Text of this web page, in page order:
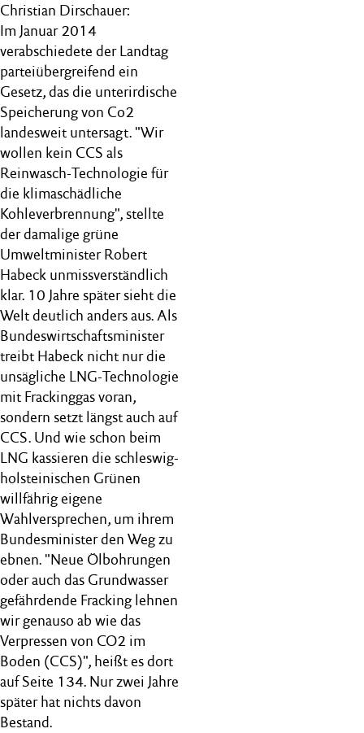
Christian Dirschauer:
Im Januar 2014
verabschiedete der Landtag
parteiübergreifend ein
Gesetz, das die unterirdische
Speicherung von Co2
landesweit untersagt. "Wir
wollen kein CCS als
Reinwasch-Technologie für
die klimaschädliche
Kohleverbrennung", stellte
der damalige grüne
Umweltminister Robert
Habeck unmissverständlich
klar. 10 Jahre später sieht die
Welt deutlich anders aus. Als
Bundeswirtschaftsminister
treibt Habeck nicht nur die
unsägliche LNG-Technologie
mit Frackinggas voran,
sondern setzt längst auch auf
CCS. Und wie schon beim
LNG kassieren die schleswig-
holsteinischen Grünen
willfährig eigene
Wahlversprechen, um ihrem
Bundesminister den Weg zu
ebnen. "Neue Ölbohrungen
oder auch das Grundwasser
gefährdende Fracking lehnen
wir genauso ab wie das
Verpressen von CO2 im
Boden (CCS)", heißt es dort
auf Seite 134. Nur zwei Jahre
später hat nichts davon
Bestand.